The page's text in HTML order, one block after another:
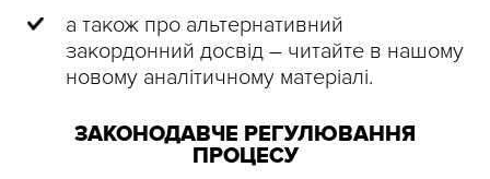
а також про альтернативний
закордонний досвід – читайте в нашому
новому аналітичному матеріалі.
ЗАКОНОДАВЧЕ РЕГУЛЮВАННЯ
ПРОЦЕСУ